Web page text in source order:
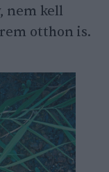
nem kell
otthon is.